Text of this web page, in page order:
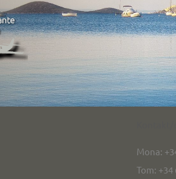
Mona:
Tom: +34